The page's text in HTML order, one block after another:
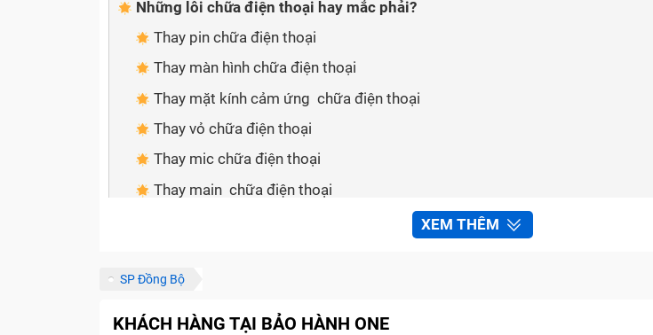
Những lỗi chữa điện thoại hay mắc phải?
Thay pin chữa điện thoại
Thay màn hình chữa điện thoại
Thay mặt kính cảm ứng chữa điện thoại
Thay vỏ chữa điện thoại
Thay mic chữa điện thoại
Thay main chữa điện thoại
An tâm về dịch vụ khi sửa chữa chữa điện thoại tại Trung Tâm Bảo Hành One
Linh kiện đảm bảo chất lượng
Đội ngũ nhân viên giàu kinh nghiệm
XEM THÊM
SP Đồng Bộ
KHÁCH HÀNG TẠI BẢO HÀNH ONE